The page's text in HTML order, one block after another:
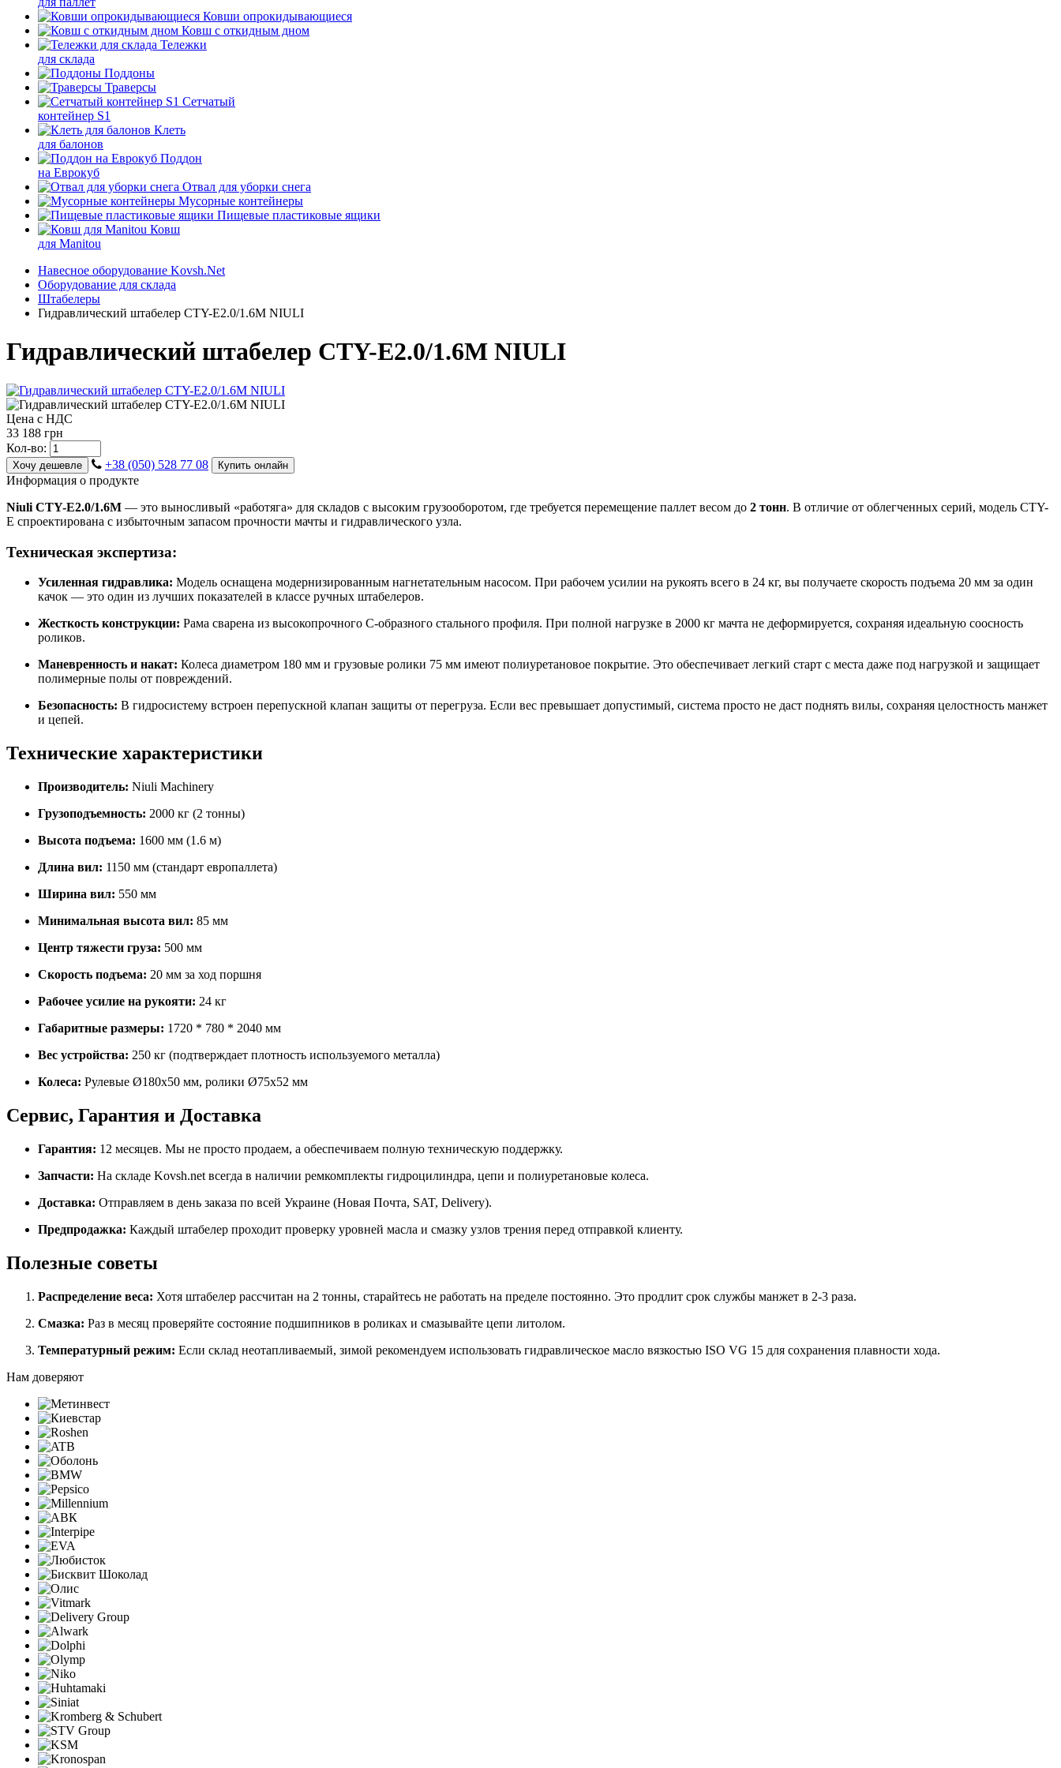
Ковши опрокидывающиеся
Ковш с откидным дном
Тележки
для склада
Поддоны
Траверсы
Сетчатый
контейнер S1
Клеть
для балонов
Поддон
на Еврокуб
Отвал для уборки снега
Мусорные контейнеры
Пищевые пластиковые ящики
Ковш
для Manitou
Навесное оборудование Kovsh.Net
Оборудование для склада
Штабелеры
Гидравлический штабелер CTY-E2.0/1.6M NIULI
Гидравлический штабелер CTY-E2.0/1.6М NIULI
Цена с НДС
33 188 грн
Кол-во:
Хочу дешевле +38 (050) 528 77 08 Купить онлайн
Информация о продукте
Niuli CTY-E2.0/1.6M — это выносливый «работяга» для складов с высоким грузооборотом, где требуется перемещение паллет весом до 2 тонн. В отличие от облегченных серий, модель CTY-
E спроектирована с избыточным запасом прочности мачты и гидравлического узла.
Техническая экспертиза:
Усиленная гидравлика: Модель оснащена модернизированным нагнетательным насосом. При рабочем усилии на рукоять всего в 24 кг, вы получаете скорость подъема 20 мм за один
качок — это один из лучших показателей в классе ручных штабелеров.
Жесткость конструкции: Рама сварена из высокопрочного С-образного стального профиля. При полной нагрузке в 2000 кг мачта не деформируется, сохраняя идеальную соосность
роликов.
Маневренность и накат: Колеса диаметром 180 мм и грузовые ролики 75 мм имеют полиуретановое покрытие. Это обеспечивает легкий старт с места даже под нагрузкой и защищает
полимерные полы от повреждений.
Безопасность: В гидросистему встроен перепускной клапан защиты от перегруза. Если вес превышает допустимый, система просто не даст поднять вилы, сохраняя целостность манжет
и цепей.
Технические характеристики
Производитель: Niuli Machinery
Грузоподъемность: 2000 кг (2 тонны)
Высота подъема: 1600 мм (1.6 м)
Длина вил: 1150 мм (стандарт европаллета)
Ширина вил: 550 мм
Минимальная высота вил: 85 мм
Центр тяжести груза: 500 мм
Скорость подъема: 20 мм за ход поршня
Рабочее усилие на рукояти: 24 кг
Габаритные размеры: 1720 * 780 * 2040 мм
Вес устройства: 250 кг (подтверждает плотность используемого металла)
Колеса: Рулевые Ø180x50 мм, ролики Ø75x52 мм
Сервис, Гарантия и Доставка
Гарантия: 12 месяцев. Мы не просто продаем, а обеспечиваем полную техническую поддержку.
Запчасти: На складе Kovsh.net всегда в наличии ремкомплекты гидроцилиндра, цепи и полиуретановые колеса.
Доставка: Отправляем в день заказа по всей Украине (Новая Почта, SAT, Delivery).
Предпродажка: Каждый штабелер проходит проверку уровней масла и смазку узлов трения перед отправкой клиенту.
Полезные советы
Распределение веса: Хотя штабелер рассчитан на 2 тонны, старайтесь не работать на пределе постоянно. Это продлит срок службы манжет в 2-3 раза.
Смазка: Раз в месяц проверяйте состояние подшипников в роликах и смазывайте цепи литолом.
Температурный режим: Если склад неотапливаемый, зимой рекомендуем использовать гидравлическое масло вязкостью ISO VG 15 для сохранения плавности хода.
Нам доверяют